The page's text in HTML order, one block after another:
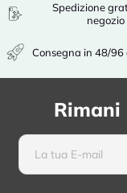
Spedizione
negozio
Consegna in 48/96
Rimani